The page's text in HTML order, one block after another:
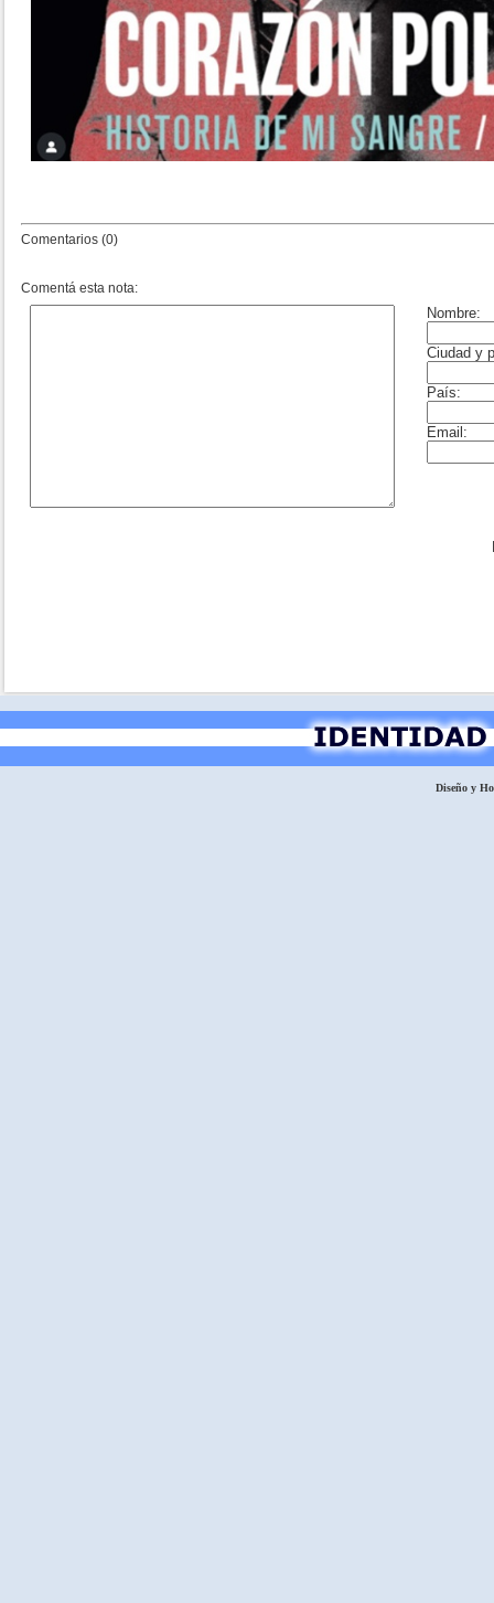
Comentarios (0)
Comentá esta nota:
Diseño y